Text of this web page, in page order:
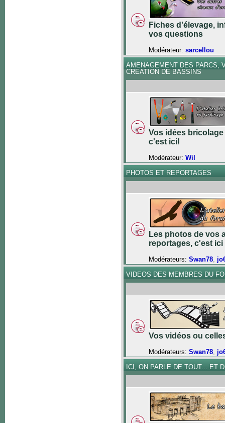
Fiches d'élevage,
vos questions
Modérateur: sarcellou
AMENAGEMENT DES PARCS,
CREATION DE BASSINS
Vos idées
c'est ici!
Modérateur: Wil
PHOTOS ET REPORTAGES
Les photos de vos
reportages, c'est ici
Modérateurs: Swan78,
VIDEOS DES MEMBRES DU
Vos vidéos ou
Modérateurs: Swan78,
ICI, ON PARLE DE TOUT... ET